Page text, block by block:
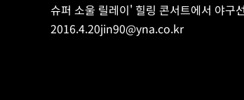
슈퍼 소울 릴레이' 힐링 콘서트에서 야구
2016.4.20jin90@yna.co.kr